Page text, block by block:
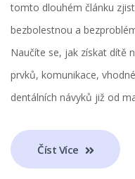
tomto dlouhém článku
bezbolestnou a
Naučíte se, jak získat dítě
prvků, komunikace,
dentálních návyků již od
Číst Více